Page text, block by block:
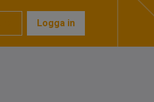
Logga in